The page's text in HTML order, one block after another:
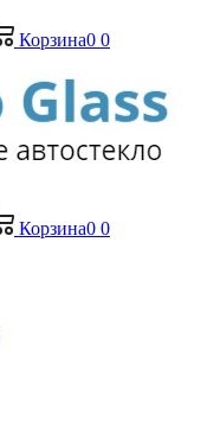
Корзина0 0
Корзина0 0